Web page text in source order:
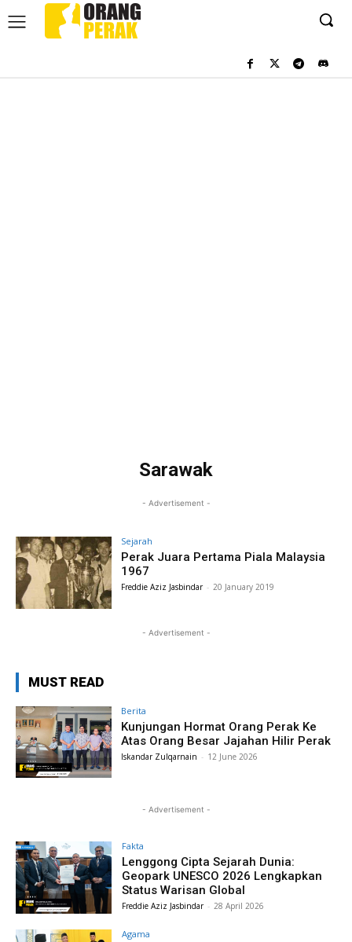
Sarawak
- Advertisement -
Sejarah
Perak Juara Pertama Piala Malaysia
1967
Freddie Aziz Jasbindar - 20 January 2019
- Advertisement -
MUST READ
Berita
Kunjungan Hormat Orang Perak Ke
Atas Orang Besar Jajahan Hilir Perak
Iskandar Zulqarnain - 12 June 2026
- Advertisement -
Fakta
Lenggong Cipta Sejarah Dunia:
Geopark UNESCO 2026 Lengkapkan
Status Warisan Global
Freddie Aziz Jasbindar - 28 April 2026
Agama